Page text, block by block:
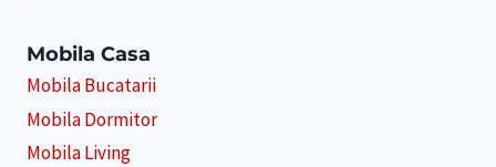
Mobila Casa
Mobila Bucatarii
Mobila Dormitor
Mobila Living